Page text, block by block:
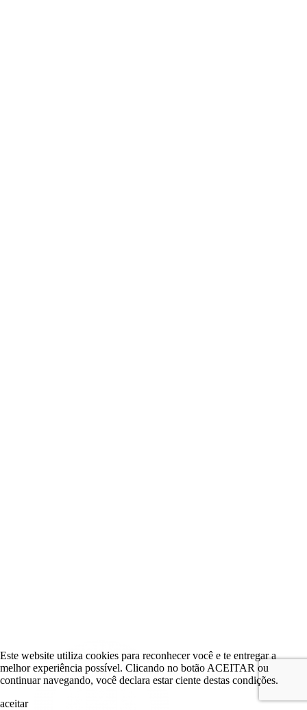
Este website utiliza cookies para reconhecer você e te entregar a
melhor experiência possível. Clicando no botão ACEITAR ou
continuar navegando, você declara estar ciente destas condições.
aceitar